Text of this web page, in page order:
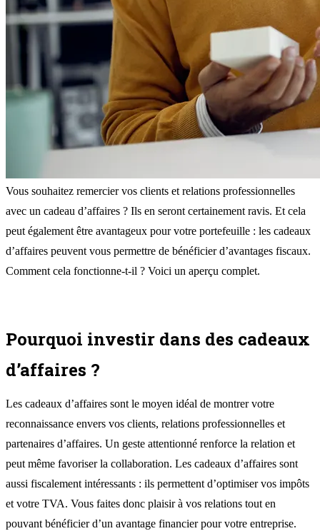
Vous souhaitez remercier vos clients et relations professionnelles
avec un cadeau d’affaires ? Ils en seront certainement ravis. Et cela
peut également être avantageux pour votre portefeuille : les cadeaux
d’affaires peuvent vous permettre de bénéficier d’avantages fiscaux.
Comment cela fonctionne-t-il ? Voici un aperçu complet.
Pourquoi investir dans des cadeaux
d’affaires ?
Les cadeaux d’affaires sont le moyen idéal de montrer votre
reconnaissance envers vos clients, relations professionnelles et
partenaires d’affaires. Un geste attentionné renforce la relation et
peut même favoriser la collaboration. Les cadeaux d’affaires sont
aussi fiscalement intéressants : ils permettent d’optimiser vos impôts
et votre TVA. Vous faites donc plaisir à vos relations tout en
pouvant bénéficier d’un avantage financier pour votre entreprise.